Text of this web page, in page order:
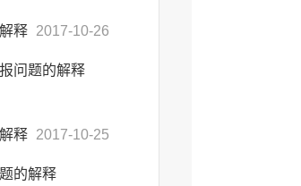
释 2017-10-26
问题的解释
释 2017-10-25
的解释